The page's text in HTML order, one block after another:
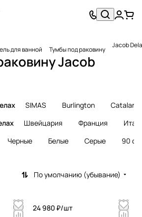
для ванной Тумбы под раковину Jacob
Jacob
SIMAS Burlington
Catalano
Швейцария Франция
Черные Белые Серые 90 см
По умолчанию (убывание)
24 980 ₽/шт